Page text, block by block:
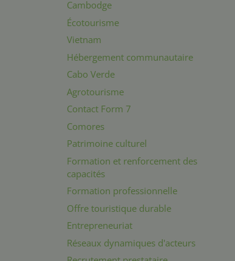
Cambodge
Écotourisme
Vietnam
Hébergement communautaire
Cabo Verde
Agrotourisme
Contact Form 7
Comores
Patrimoine culturel
Formation et renforcement des
capacités
Formation professionnelle
Offre touristique durable
Entrepreneuriat
Réseaux dynamiques d'acteurs